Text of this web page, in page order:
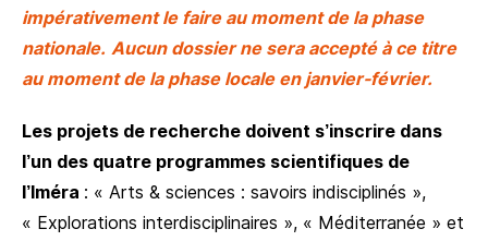
impérativement le faire au moment de la phase
nationale. Aucun dossier ne sera accepté à ce titre
au moment de la phase locale en janvier-février.
Les projets de recherche doivent s’inscrire dans
l’un des quatre programmes scientifiques de
l’Iméra : « Arts & sciences : savoirs indisciplinés »,
« Explorations interdisciplinaires », « Méditerranée » et